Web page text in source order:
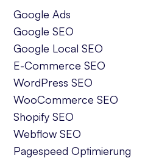
Google Ads
Google SEO
Google Local SEO
E-Commerce SEO
WordPress SEO
WooCommerce SEO
Shopify SEO
Webflow SEO
Pagespeed Optimierung